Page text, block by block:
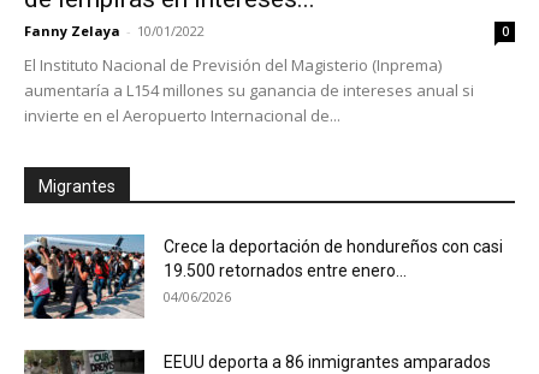
Fanny Zelaya - 10/01/2022 0
El Instituto Nacional de Previsión del Magisterio (Inprema)
aumentaría a L154 millones su ganancia de intereses anual si
invierte en el Aeropuerto Internacional de...
Migrantes
Crece la deportación de hondureños con casi
19.500 retornados entre enero...
04/06/2026
EEUU deporta a 86 inmigrantes amparados